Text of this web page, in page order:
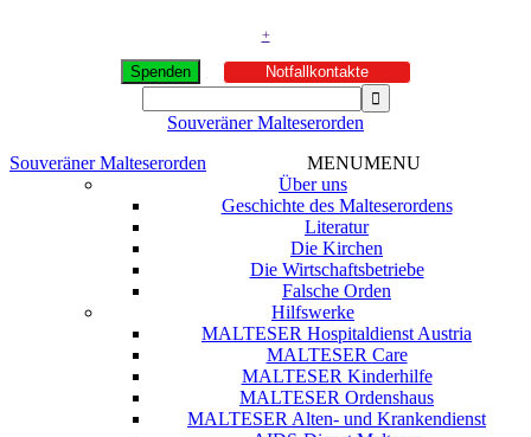
+
Spenden Notfallkontakte
Souveräner Malteserorden
Souveräner Malteserorden
MENUMENU
Über uns
Geschichte des Malteserordens
Literatur
Die Kirchen
Die Wirtschaftsbetriebe
Falsche Orden
Hilfswerke
MALTESER Hospitaldienst Austria
MALTESER Care
MALTESER Kinderhilfe
MALTESER Ordenshaus
MALTESER Alten- und Krankendienst